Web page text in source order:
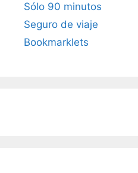
Sólo 90 minutos
Seguro de viaje
Bookmarklets